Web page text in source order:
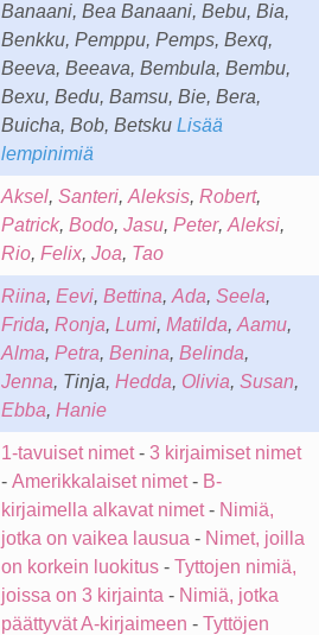
Banaani, Bea Banaani, Bebu, Bia,
Benkku, Pemppu, Pemps, Bexq,
Beeva, Beeava, Bembula, Bembu,
Bexu, Bedu, Bamsu, Bie, Bera,
Buicha, Bob, Betsku Lisää
lempinimiä
Aksel, Santeri, Aleksis, Robert,
Patrick, Bodo, Jasu, Peter, Aleksi,
Rio, Felix, Joa, Tao
Riina, Eevi, Bettina, Ada, Seela,
Frida, Ronja, Lumi, Matilda, Aamu,
Alma, Petra, Benina, Belinda,
Jenna, Tinja, Hedda, Olivia, Susan,
Ebba, Hanie
1-tavuiset nimet- 3 kirjaimiset nimet
- Amerikkalaiset nimet- B-
kirjaimella alkavat nimet- Nimiä,
jotka on vaikea lausua - Nimet, joilla
on korkein luokitus - Tyttojen nimiä,
joissa on 3 kirjainta - Nimiä, jotka
päättyvät A-kirjaimeen - Tyttöjen